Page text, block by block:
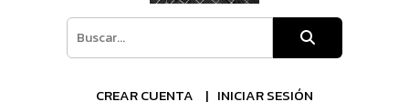
CREAR CUENTA INICIAR SESIÓN